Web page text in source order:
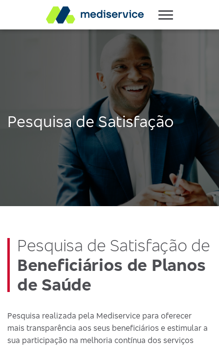
Pesquisa de Satisfação
Pesquisa de Satisfação de
Beneficiários de Planos
de Saúde
Pesquisa realizada pela Mediservice para oferecer
mais transparência aos seus beneficiários e estimular a
sua participação na melhoria contínua dos serviços